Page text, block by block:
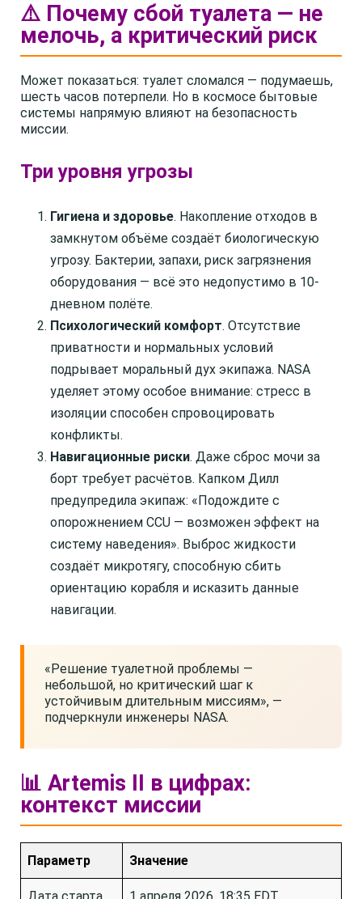
⚠️ Почему сбой туалета — не
мелочь, а критический риск
Может показаться: туалет сломался — подумаешь,
шесть часов потерпели. Но в космосе бытовые
системы напрямую влияют на безопасность
миссии.
Три уровня угрозы
Гигиена и здоровье. Накопление отходов в
замкнутом объёме создаёт биологическую
угрозу. Бактерии, запахи, риск загрязнения
оборудования — всё это недопустимо в 10-
дневном полёте.
Психологический комфорт. Отсутствие
приватности и нормальных условий
подрывает моральный дух экипажа. NASA
уделяет этому особое внимание: стресс в
изоляции способен спровоцировать
конфликты.
Навигационные риски. Даже сброс мочи за
борт требует расчётов. Капком Дилл
предупредила экипаж: «Подождите с
опорожнением CCU — возможен эффект на
систему наведения». Выброс жидкости
создаёт микротягу, способную сбить
ориентацию корабля и исказить данные
навигации.
«Решение туалетной проблемы —
небольшой, но критический шаг к
устойчивым длительным миссиям», —
подчеркнули инженеры NASA.
📊 Artemis II в цифрах:
контекст миссии
Параметр Значение